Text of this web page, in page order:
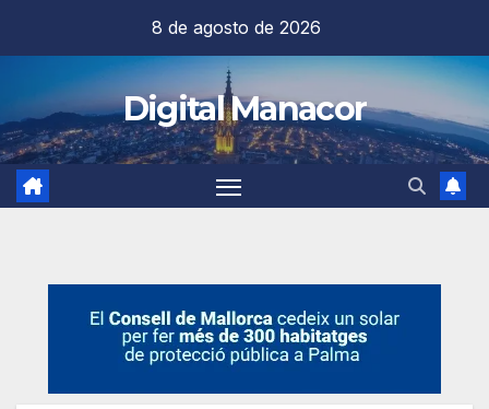
contenido
8 de agosto de 2026
Digital Manacor